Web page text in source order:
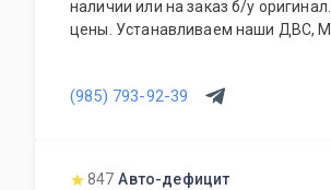
наличии или на заказ б/у
цены. Устанавливаем наши ДВС,
(985) 793-92-39
847 Авто-дефицит